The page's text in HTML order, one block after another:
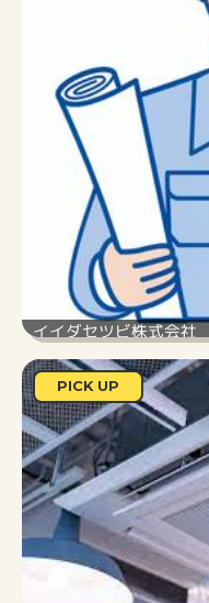
イイダセツビ株式会社
兵庫 設備/プラント 300～
給排水設備・衛生設
施工のお仕事です
給与 280,000
勤務時間 8：00～17
仕事内容
給排水・空
建築設備
PICK UP